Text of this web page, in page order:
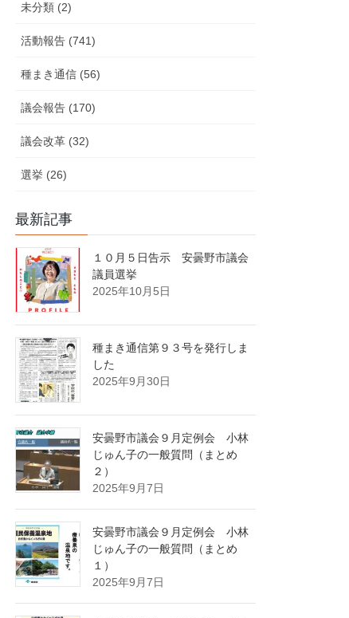
未分類 (2)
活動報告 (741)
種まき通信 (56)
議会報告 (170)
議会改革 (32)
選挙 (26)
最新記事
１０月５日告示 安曇野市議会
議員選挙
2025年10月5日
種まき通信第９３号を発行しま
した
2025年9月30日
安曇野市議会９月定例会 小林
じゅん子の一般質問（まとめ
２）
2025年9月7日
安曇野市議会９月定例会 小林
じゅん子の一般質問（まとめ
１）
2025年9月7日